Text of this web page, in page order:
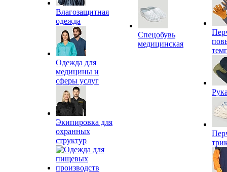
Влагозащитная
одежда
Одежда для
медицины и
сферы услуг
Экипировка для
охранных
структур
Спецобувь
медицинская